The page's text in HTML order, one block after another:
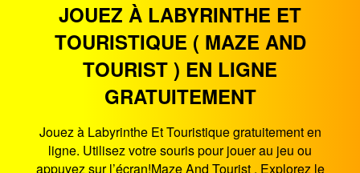
JOUEZ À LABYRINTHE ET
TOURISTIQUE ( MAZE AND
TOURIST ) EN LIGNE
GRATUITEMENT
Jouez à Labyrinthe Et Touristique gratuitement en
ligne. Utilisez votre souris pour jouer au jeu ou
appuyez sur l’écran!Maze And Tourist . Explorez le